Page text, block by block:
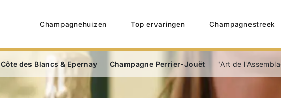
Champagnehuizen Top ervaringen Champagnestreek
Côte des Blancs & Epernay Champagne Perrier-Jouët "Art de